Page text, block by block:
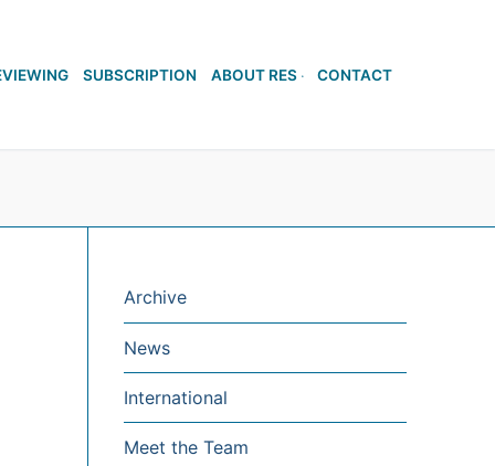
SUBSCRIPTION ABOUT RES CONTACT
Archive
News
International
Meet the Team